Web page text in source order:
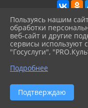
2026 г.
Вход
Карта сайта
Политика обработки
Сделано на KubCMS
Разработка и поддержка
Пользуясь нашим
обработки
веб-сайт и другие
сервисы используют
"Госуслуги",
Подробнее
Подтверждаю